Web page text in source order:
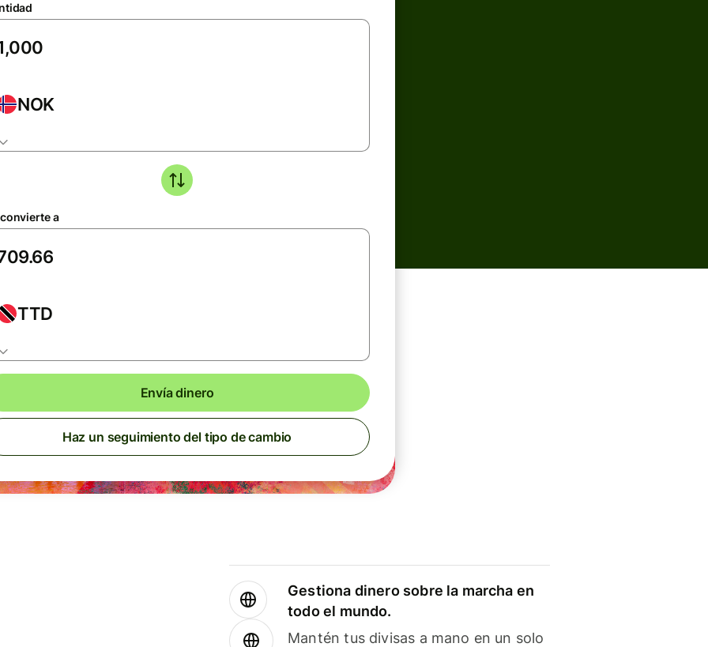
NOK
a
TTD
Envía dinero
Haz un seguimiento del tipo de cambio
Gestiona dinero sobre la marcha en
todo el mundo.
Mantén tus divisas a mano en un solo